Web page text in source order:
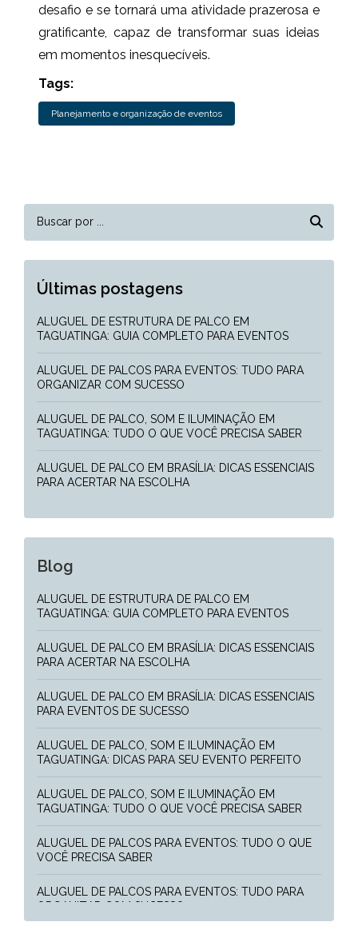
desafio e se tornará uma atividade prazerosa e
gratificante, capaz de transformar suas ideias
em momentos inesquecíveis.
Tags:
Planejamento e organização de eventos
Últimas postagens
ALUGUEL DE ESTRUTURA DE PALCO EM
TAGUATINGA: GUIA COMPLETO PARA EVENTOS
ALUGUEL DE PALCOS PARA EVENTOS: TUDO PARA
ORGANIZAR COM SUCESSO
ALUGUEL DE PALCO, SOM E ILUMINAÇÃO EM
TAGUATINGA: TUDO O QUE VOCÊ PRECISA SABER
ALUGUEL DE PALCO EM BRASÍLIA: DICAS ESSENCIAIS
PARA ACERTAR NA ESCOLHA
Blog
ALUGUEL DE ESTRUTURA DE PALCO EM
TAGUATINGA: GUIA COMPLETO PARA EVENTOS
ALUGUEL DE PALCO EM BRASÍLIA: DICAS ESSENCIAIS
PARA ACERTAR NA ESCOLHA
ALUGUEL DE PALCO EM BRASÍLIA: DICAS ESSENCIAIS
PARA EVENTOS DE SUCESSO
ALUGUEL DE PALCO, SOM E ILUMINAÇÃO EM
TAGUATINGA: DICAS PARA SEU EVENTO PERFEITO
ALUGUEL DE PALCO, SOM E ILUMINAÇÃO EM
TAGUATINGA: TUDO O QUE VOCÊ PRECISA SABER
ALUGUEL DE PALCOS PARA EVENTOS: TUDO O QUE
VOCÊ PRECISA SABER
ALUGUEL DE PALCOS PARA EVENTOS: TUDO PARA
ORGANIZAR COM SUCESSO